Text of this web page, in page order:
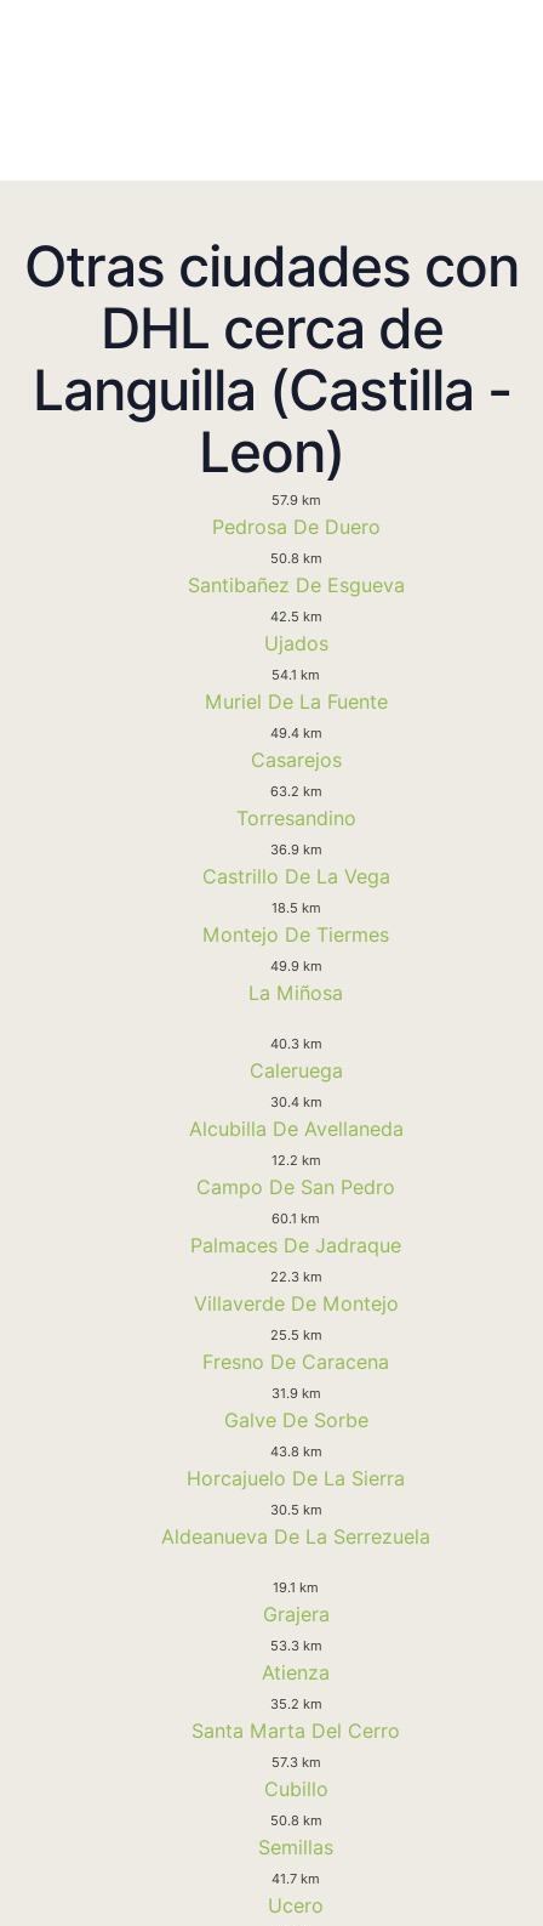
Otras ciudades con
DHL cerca de
Languilla (Castilla -
Leon)
57.9 km
Pedrosa De Duero
50.8 km
Santibañez De Esgueva
42.5 km
Ujados
54.1 km
Muriel De La Fuente
49.4 km
Casarejos
63.2 km
Torresandino
36.9 km
Castrillo De La Vega
18.5 km
Montejo De Tiermes
49.9 km
La Miñosa
40.3 km
Caleruega
30.4 km
Alcubilla De Avellaneda
12.2 km
Campo De San Pedro
60.1 km
Palmaces De Jadraque
22.3 km
Villaverde De Montejo
25.5 km
Fresno De Caracena
31.9 km
Galve De Sorbe
43.8 km
Horcajuelo De La Sierra
30.5 km
Aldeanueva De La Serrezuela
19.1 km
Grajera
53.3 km
Atienza
35.2 km
Santa Marta Del Cerro
57.3 km
Cubillo
50.8 km
Semillas
41.7 km
Ucero